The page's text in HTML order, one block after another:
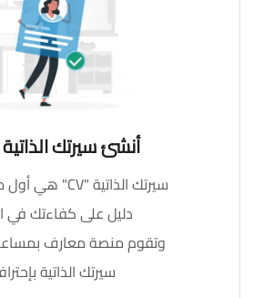
أنشئ سيرتك
سيرتك الذاتية "CV" هي أول مستند وأول
دليل على كفاءتك في
وتقوم منصة معارف
سيرتك الذاتية